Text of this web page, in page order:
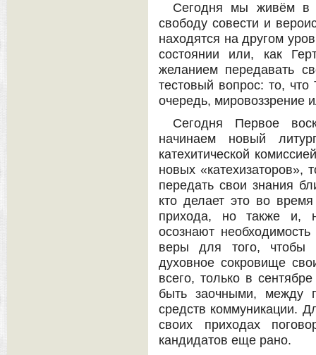
Сегодня мы живём в
свободу совести и
находятся на другом
состоянии или, как
желанием передавать
тестовый вопрос: то,
очередь, мировоззрение
Сегодня Первое
начинаем новый
катехитической
новых
передать свои знания
кто делает это во
прихода, но также и,
осознают
веры для того, чтобы
духовное сокровище
всего, только в
быть заочными, между
средств коммуникации.
своих приходах
кандидатов еще рано.